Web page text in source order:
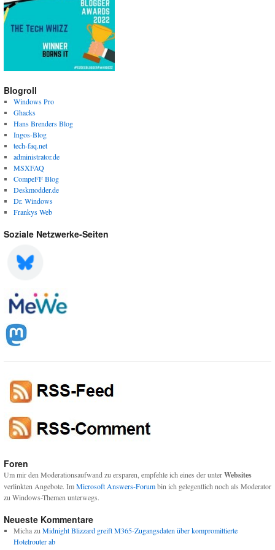
Blogroll
Windows Pro
Ghacks
Hans Brenders Blog
Ingos-Blog
tech-faq.net
administrator.de
MSXFAQ
CompeFF Blog
Deskmodder.de
Dr. Windows
Frankys Web
Soziale Netzwerke-Seiten
Foren
Um mir den Moderationsaufwand zu ersparen, empfehle ich eines der unterWebsites
verlinkten Angebote. ImMicrosoft Answers-Forumbin ich gelegentlich noch als Moderator
zu Windows-Themen unterwegs.
Neueste Kommentare
Michazu Midnight Blizzard greift M365-Zugangsdaten über kompromittierte
Hotelrouter ab